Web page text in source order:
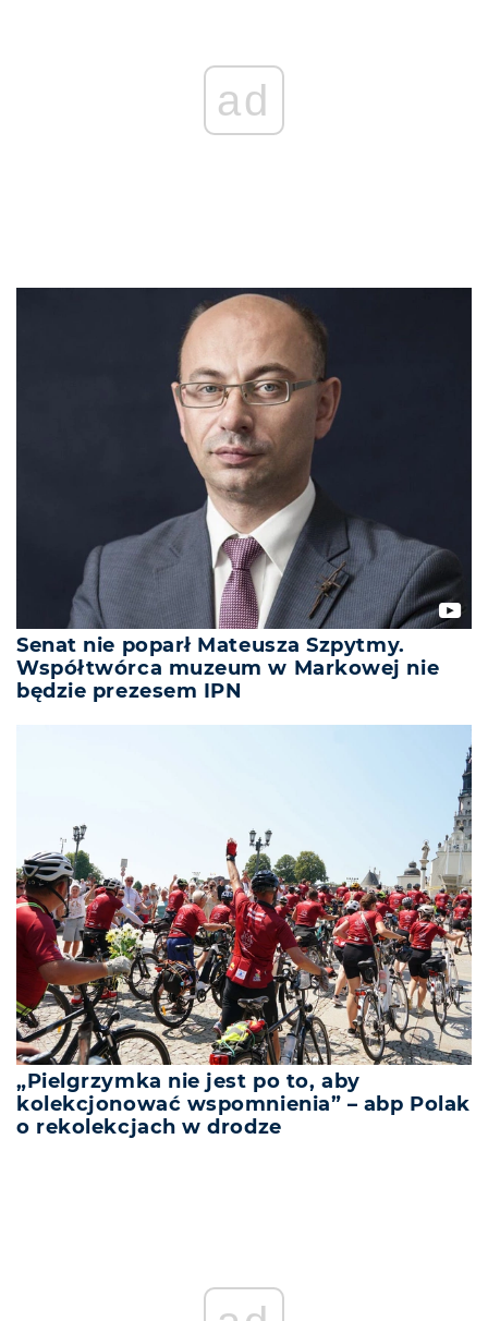
ad
Senat nie poparł Mateusza Szpytmy.
Współtwórca muzeum w Markowej nie
będzie prezesem IPN
„Pielgrzymka nie jest po to, aby
kolekcjonować wspomnienia” – abp Polak
o rekolekcjach w drodze